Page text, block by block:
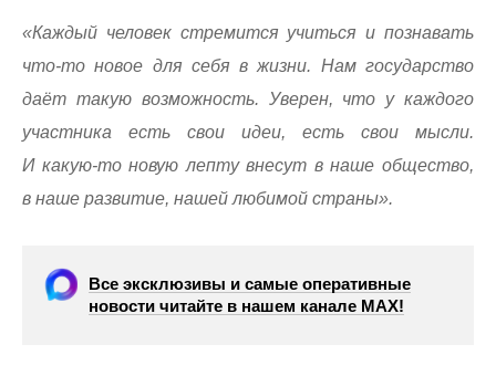
«Каждый человек стремится учиться и познавать
что-то новое для себя в жизни. Нам государство
даёт такую возможность. Уверен, что у каждого
участника есть свои идеи, есть свои мысли.
И какую-то новую лепту внесут в наше общество,
в наше развитие, нашей любимой страны».
Все эксклюзивы и самые оперативные
новости читайте в нашем канале МАХ!